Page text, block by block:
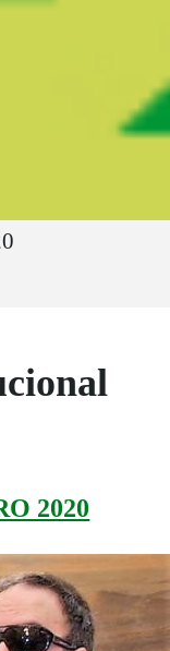
2020